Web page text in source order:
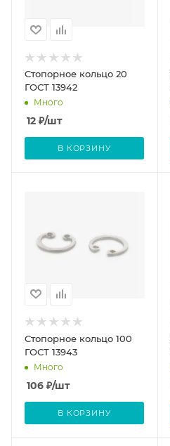
Стопорное кольцо 20
ГОСТ 13942
Много
12 ₽/шт
В КОРЗИНУ
Стопорное кольцо 100
ГОСТ 13943
Много
106 ₽/шт
В КОРЗИНУ